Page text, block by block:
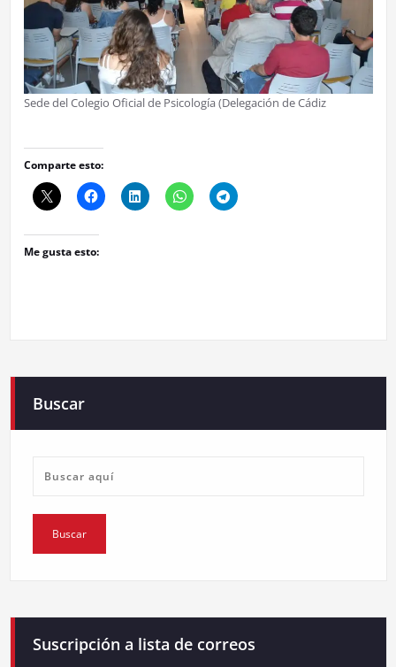
Sede del Colegio Oficial de Psicología (Delegación de Cádiz
Comparte esto:
Me gusta esto:
Buscar
Suscripción a lista de correos